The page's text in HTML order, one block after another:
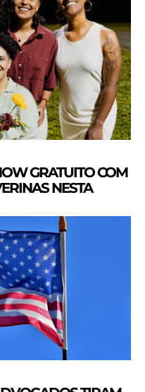
GRATUITO COM
NESTA